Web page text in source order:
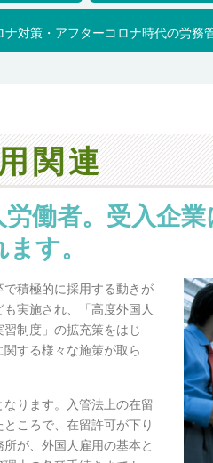
ナ対策・アフターコロナ時代の労務
関連
働者。受入企
す。
積極的に採用する動きが
実施され、「高度外国人
制度」の拡充策をはじ
する様々な施策が取ら
ります。入管法上の在留
ころで、在留許可が下り
が、外国人雇用の基本と